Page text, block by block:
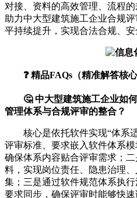
对接、资料的高效管理、流程
助力中大型建筑施工企业合规
平持续提升，实现合法合规、安
❓ 精品FAQs（精准解答核心
🤔 中大型建筑施工企业如
管理体系与合规评审的整合？
核心是依托软件实现“体系
评审标准、要求嵌入软件体系
确保体系内容贴合评审需求；
料，实现岗位责任、隐患治理
集；三是通过软件规范体系执
要求同步，确保评审时能够快